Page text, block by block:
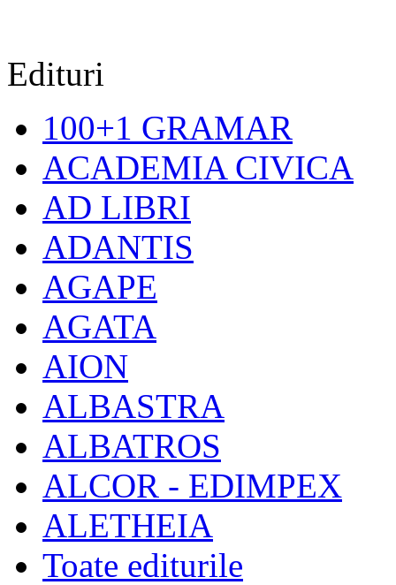
Edituri
100+1 GRAMAR
ACADEMIA CIVICA
AD LIBRI
ADANTIS
AGAPE
AGATA
AION
ALBASTRA
ALBATROS
ALCOR - EDIMPEX
ALETHEIA
Toate editurile